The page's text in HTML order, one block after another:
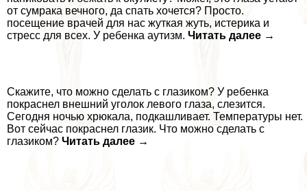
от сумpaка вечного, да спать хочется? Просто.
посещение врачей для нас жуткая жуть, истерика и
стресс для всех. У ребенка аутизм. Читать далее →
Скажите, что можно сделать с глазиком? У ребенка
покраснел внешний уголок левого глаза, слезится.
Сегодня ночью хрюкала, подкашливает. Температуры нет.
Вот сейчас покраснел глазик. Что можно сделать с
глазиком? Читать далее →